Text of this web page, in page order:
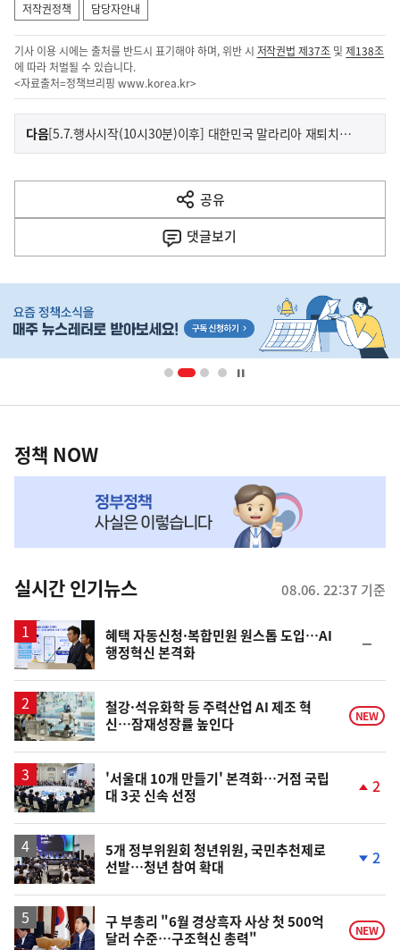
저작권정책
담당자안내
기사 이용 시에는 출처를 반드시 표기해야 하며, 위반 시 저작권법 제37조 및제138조
에 따라 처벌될 수 있습니다.
<자료출처=정책브리핑 www.korea.kr>
이
전
다
음
다음기
사
[5.7.행사시작(10시30분)이후] 대한민국 말라리아 재퇴치를 위해 질병관리청장 말라리아 위험지역 현장방문!
공유
열
기
댓글보기
단
영
책
NOW,
뉴
스
정책 NOW
실시간 인기뉴스 08.06. 22:37 기준
혜택 자동신청·복합민원 원스톱 도입…AI
행정혁신 본격화
일
철강·석유화학 등 주력산업 AI 제조 혁
신…잠재성장률 높인다
NEW
'서울대 10개 만들기' 본격화…거점 국립
대 3곳 신속 선정
상
2
5개 정부위원회 청년위원, 국민추천제로
선발…청년 참여 확대
하
락
2
구 부총리 "6월 경상흑자 사상 첫 500억
달러 수준…구조혁신 총력"
NEW